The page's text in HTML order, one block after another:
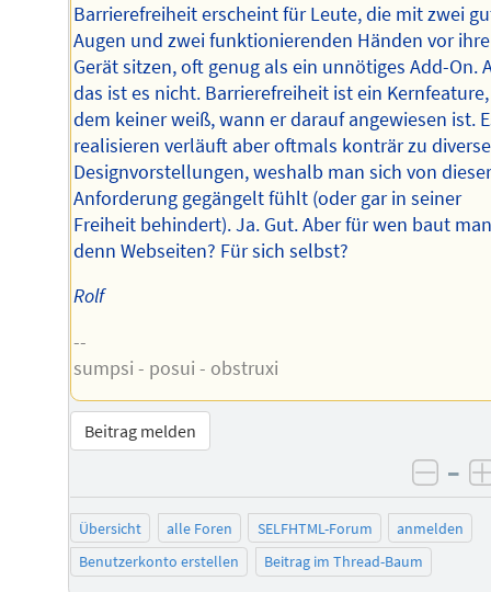
Barrierefreiheit erscheint für Leute, die mit zwei
Augen und zwei funktionierenden Händen vor
Gerät sitzen, oft genug als ein unnötiges Add-On.
das ist es nicht. Barrierefreiheit ist ein
dem keiner weiß, wann er darauf angewiesen ist.
realisieren verläuft aber oftmals konträr zu
Designvorstellungen, weshalb man sich von
Anforderung gegängelt fühlt (oder gar in seiner
Freiheit behindert). Ja. Gut. Aber für wen baut
denn Webseiten? Für sich selbst?
Rolf
--
sumpsi - posui - obstruxi
Beitrag melden
–
Übersicht alle Foren SELFHTML-Forum
anmelden
Benutzerkonto erstellen
Beitrag im Thread-Baum